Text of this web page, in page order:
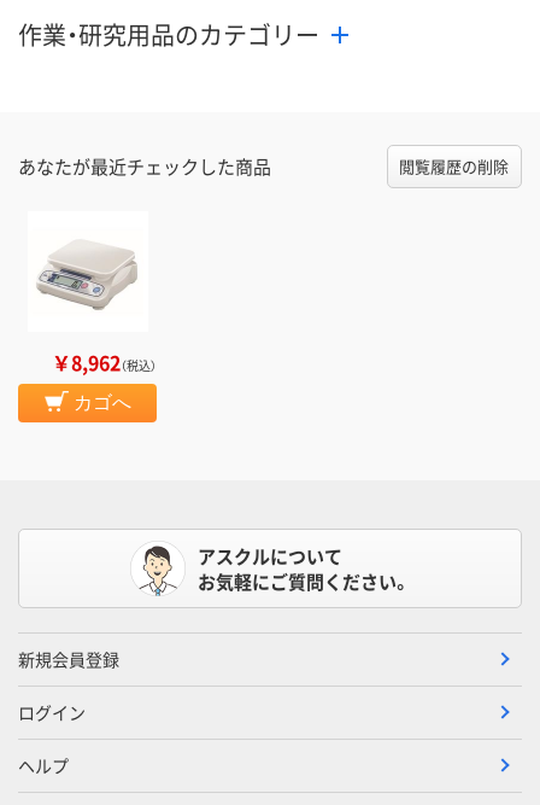
作業・研究用品のカテゴリー
あなたが最近チェックした商品 閲覧履歴の削除
￥8,962（税込）
カゴへ
アスクルについて
お気軽にご質問ください。
新規会員登録
ログイン
ヘルプ